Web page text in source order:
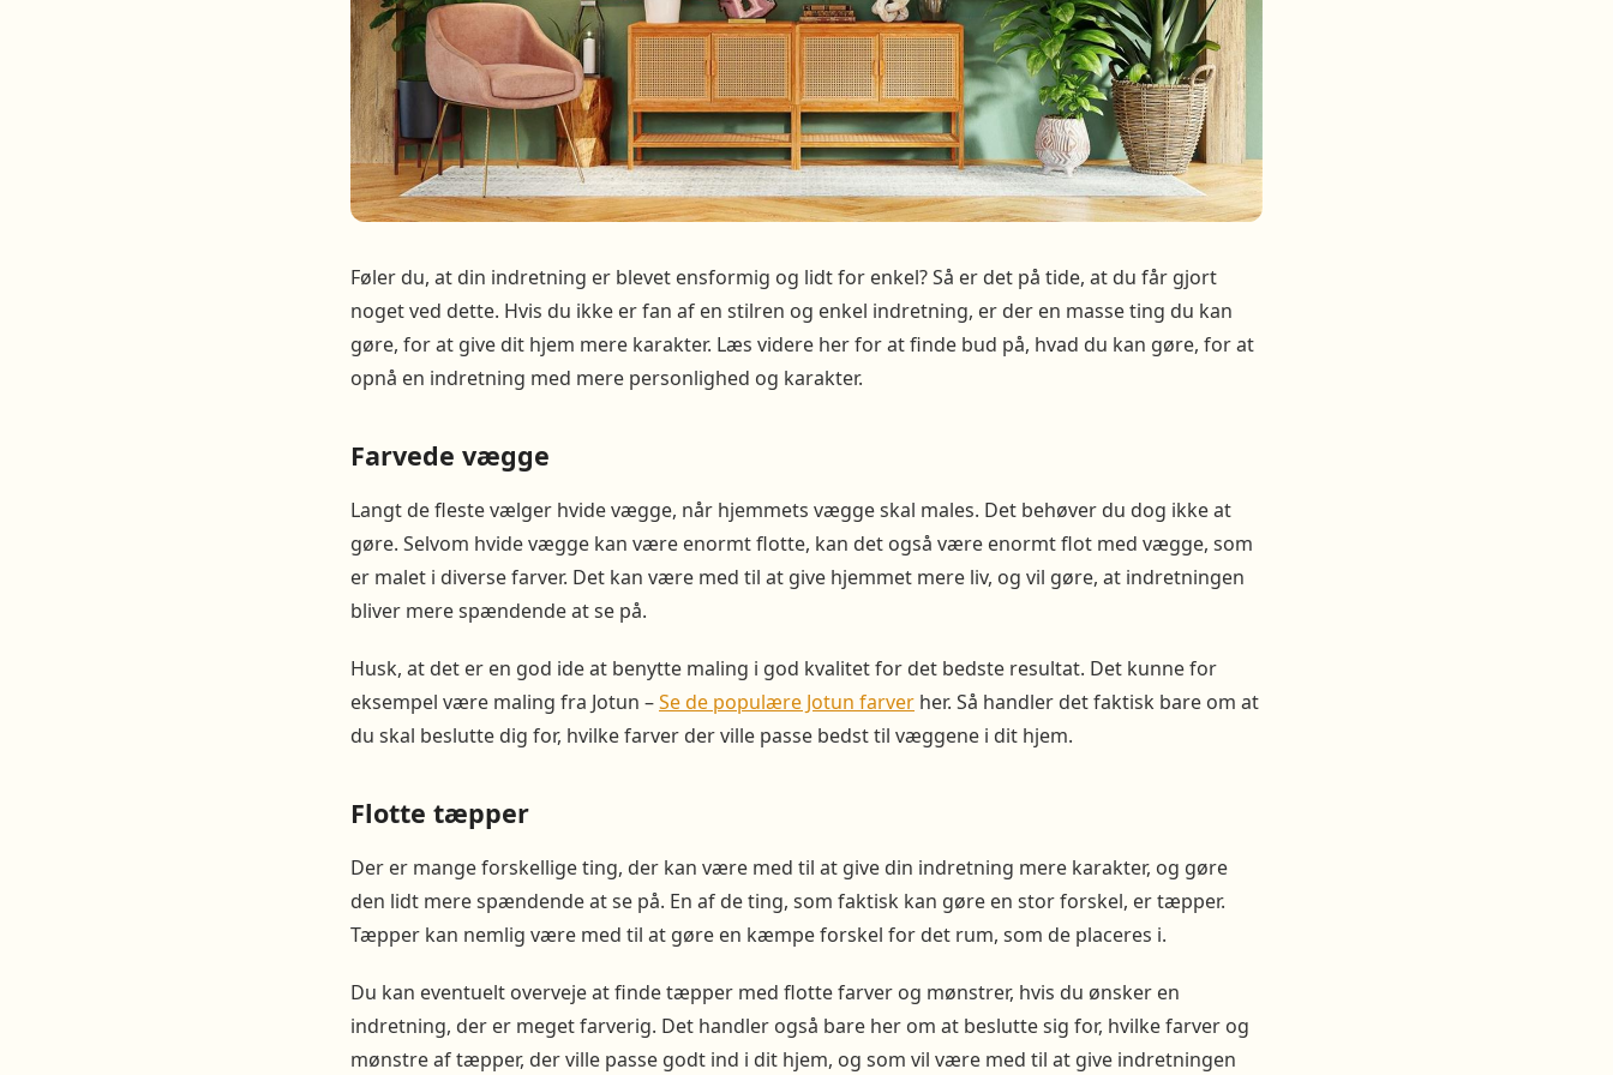
Føler du, at din indretning er blevet ensformig og lidt for enkel? Så er det på tide, at du får gjort
noget ved dette. Hvis du ikke er fan af en stilren og enkel indretning, er der en masse ting du kan
gøre, for at give dit hjem mere karakter. Læs videre her for at finde bud på, hvad du kan gøre, for at
opnå en indretning med mere personlighed og karakter.
Farvede vægge
Langt de fleste vælger hvide vægge, når hjemmets vægge skal males. Det behøver du dog ikke at
gøre. Selvom hvide vægge kan være enormt flotte, kan det også være enormt flot med vægge, som
er malet i diverse farver. Det kan være med til at give hjemmet mere liv, og vil gøre, at indretningen
bliver mere spændende at se på.
Husk, at det er en god ide at benytte maling i god kvalitet for det bedste resultat. Det kunne for
eksempel være maling fra Jotun –Se de populære Jotun farver her. Så handler det faktisk bare om at
du skal beslutte dig for, hvilke farver der ville passe bedst til væggene i dit hjem.
Flotte tæpper
Der er mange forskellige ting, der kan være med til at give din indretning mere karakter, og gøre
den lidt mere spændende at se på. En af de ting, som faktisk kan gøre en stor forskel, er tæpper.
Tæpper kan nemlig være med til at gøre en kæmpe forskel for det rum, som de placeres i.
Du kan eventuelt overveje at finde tæpper med flotte farver og mønstrer, hvis du ønsker en
indretning, der er meget farverig. Det handler også bare her om at beslutte sig for, hvilke farver og
mønstre af tæpper, der ville passe godt ind i dit hjem, og som vil være med til at give indretningen